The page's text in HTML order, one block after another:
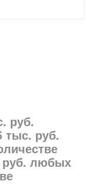
руб.
тыс. руб.
руб. любых